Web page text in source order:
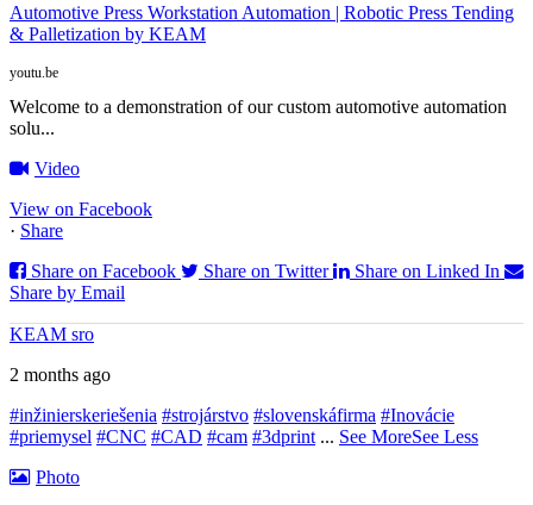
Automotive Press Workstation Automation | Robotic Press Tending
& Palletization by KEAM
youtu.be
Welcome to a demonstration of our custom automotive automation
solu...
Video
View on Facebook
· Share
Share on Facebook
Share on Twitter
Share on Linked In
Share by Email
KEAM sro
2 months ago
#inžinierskeriešenia #strojárstvo #slovenskáfirma #Inovácie
#priemysel #CNC #CAD #cam #3dprint ... See MoreSee Less
Photo